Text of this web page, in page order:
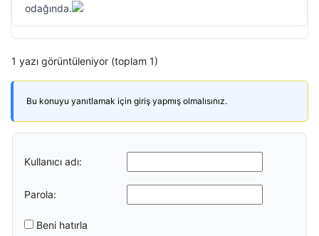
odağında.
1 yazı görüntüleniyor (toplam 1)
Bu konuyu yanıtlamak için giriş yapmış olmalısınız.
Kullanıcı adı:
Parola:
Beni hatırla